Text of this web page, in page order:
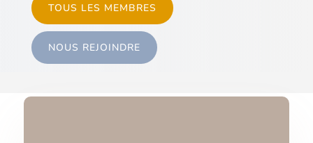
TOUS LES MEMBRES
NOUS REJOINDRE